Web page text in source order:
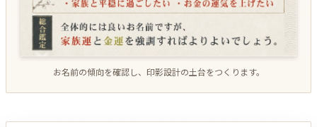
お名前の傾向を確認し、印影設計の土台をつくります。